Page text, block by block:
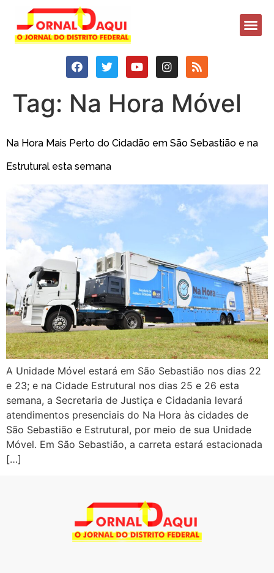
Tag: Na Hora Móvel
Na Hora Mais Perto do Cidadão em São Sebastião e na
Estrutural esta semana
A Unidade Móvel estará em São Sebastião nos dias 22
e 23; e na Cidade Estrutural nos dias 25 e 26 esta
semana, a Secretaria de Justiça e Cidadania levará
atendimentos presenciais do Na Hora às cidades de
São Sebastião e Estrutural, por meio de sua Unidade
Móvel. Em São Sebastião, a carreta estará estacionada
[…]